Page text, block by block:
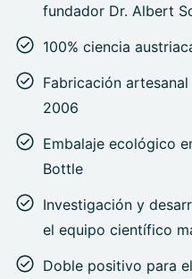
fundador Dr. Albert
100% ciencia
Fabricación
2006
Embalaje ecológico
Bottle
Investigación y
el equipo científico
Doble positivo para